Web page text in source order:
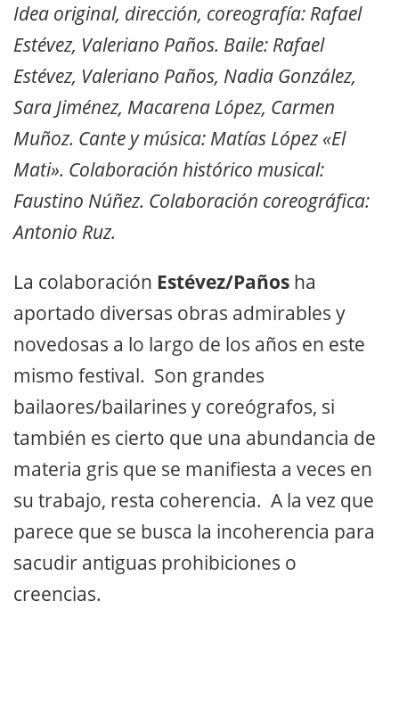
Idea original, dirección, coreografía: Rafael
Estévez, Valeriano Paños. Baile: Rafael
Estévez, Valeriano Paños, Nadia González,
Sara Jiménez, Macarena López, Carmen
Muñoz. Cante y música: Matías López «El
Mati». Colaboración histórico musical:
Faustino Núñez. Colaboración coreográfica:
Antonio Ruz.
La colaboración Estévez/Paños ha
aportado diversas obras admirables y
novedosas a lo largo de los años en este
mismo festival. Son grandes
bailaores/bailarines y coreógrafos, si
también es cierto que una abundancia de
materia gris que se manifiesta a veces en
su trabajo, resta coherencia. A la vez que
parece que se busca la incoherencia para
sacudir antiguas prohibiciones o
creencias.